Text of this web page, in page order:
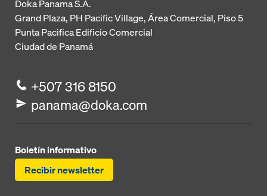
Doka Panama S.A.
Grand Plaza, PH Pacific Village, Área Comercial, Piso 5
Punta PacificaEdificio Comercial
Ciudad de Panamá
+507 316 8150
panama@doka.com
Boletín informativo
Recibir newsletter